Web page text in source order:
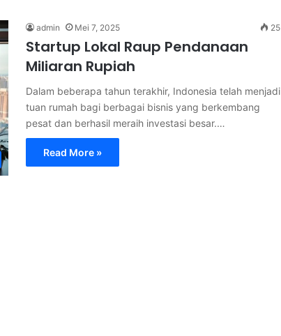
admin Mei 7, 2025 25
Startup Lokal Raup Pendanaan
Miliaran Rupiah
Dalam beberapa tahun terakhir, Indonesia telah menjadi
tuan rumah bagi berbagai bisnis yang berkembang
pesat dan berhasil meraih investasi besar.…
Read More »